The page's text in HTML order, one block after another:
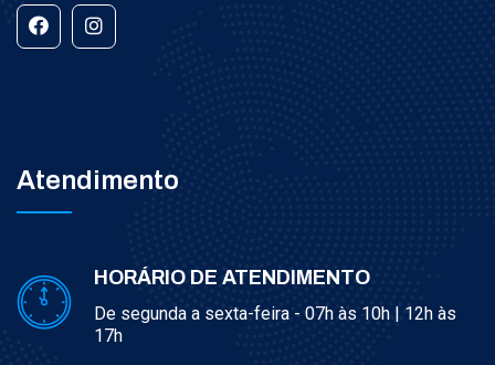
Atendimento
HORÁRIO DE ATENDIMENTO
De segunda a sexta-feira - 07h às 10h | 12h às
17h